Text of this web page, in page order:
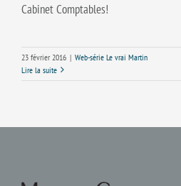
Cabinet Comptables!
23 février 2016 | Web-série Le vrai Martin
Lire la suite